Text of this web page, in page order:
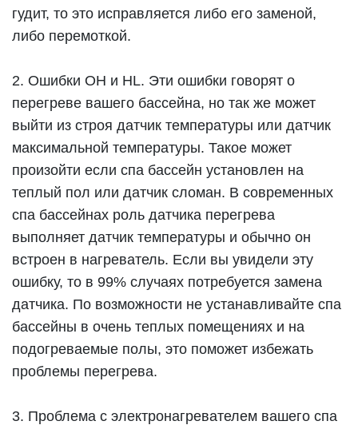
гудит, то это исправляется либо его заменой,
либо перемоткой.
2. Ошибки OH и HL. Эти ошибки говорят о
перегреве вашего бассейна, но так же может
выйти из строя датчик температуры или датчик
максимальной температуры. Такое может
произойти если спа бассейн установлен на
теплый пол или датчик сломан. В современных
спа бассейнах роль датчика перегрева
выполняет датчик температуры и обычно он
встроен в нагреватель. Если вы увидели эту
ошибку, то в 99% случаях потребуется замена
датчика. По возможности не устанавливайте спа
бассейны в очень теплых помещениях и на
подогреваемые полы, это поможет избежать
проблемы перегрева.
3. Проблема с электронагревателем вашего спа